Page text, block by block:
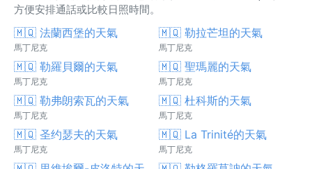
方便安排通話或比較日照時間。
🇲🇶 法蘭西堡的天氣
馬丁尼克
🇲🇶 勒拉芒坦的天氣
馬丁尼克
🇲🇶 勒羅貝爾的天氣
馬丁尼克
🇲🇶 聖瑪麗的天氣
馬丁尼克
🇲🇶 勒弗朗索瓦的天氣
馬丁尼克
🇲🇶 杜科斯的天氣
馬丁尼克
🇲🇶 圣约瑟夫的天氣
馬丁尼克
🇲🇶 La Trinité的天氣
馬丁尼克